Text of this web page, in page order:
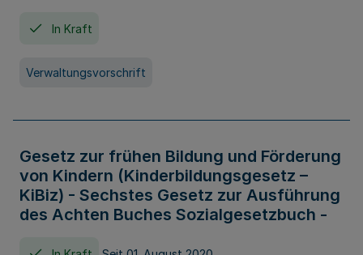
In Kraft
Verwaltungsvorschrift
Gesetz zur frühen Bildung und Förderung
von Kindern (Kinderbildungsgesetz –
KiBiz) - Sechstes Gesetz zur Ausführung
des Achten Buches Sozialgesetzbuch -